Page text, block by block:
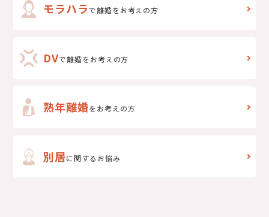
モラハラで離婚をお考えの方
DVで離婚をお考えの方
熟年離婚をお考えの方
別居に関するお悩み